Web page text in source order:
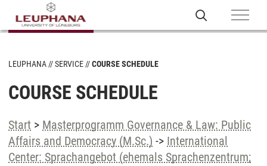
LEUPHANA SERVICE COURSE SCHEDULE
COURSE SCHEDULE
Start > Masterprogramm Governance & Law: Public
Affairs and Democracy (M.Sc.) -> International
Center: Sprachangebot (ehemals Sprachenzentrum;